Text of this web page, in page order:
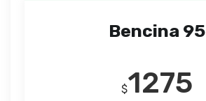
Bencina 95
$1275